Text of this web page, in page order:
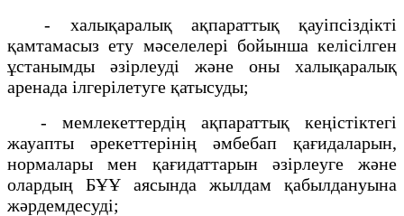
- халықаралық ақпараттық қауіпсіздікті
қамтамасыз ету мәселелері бойынша келісілген
ұстанымды әзірлеуді және оны халықаралық
аренада ілгерілетуге қатысуды;
- мемлекеттердің ақпараттық кеңістіктегі
жауапты әрекеттерінің әмбебап қағидаларын,
нормалары мен қағидаттарын әзірлеуге және
олардың БҰҰ аясында жылдам қабылдануына
жәрдемдесуді;